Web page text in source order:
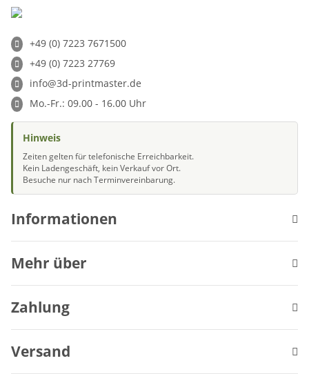
+49 (0) 7223 7671500
+49 (0) 7223 27769
info@3d-printmaster.de
Mo.-Fr.: 09.00 - 16.00 Uhr
Hinweis
Zeiten gelten für telefonische Erreichbarkeit.
Kein Ladengeschäft, kein Verkauf vor Ort.
Besuche nur nach Terminvereinbarung.
Informationen
Mehr über
Zahlung
Versand